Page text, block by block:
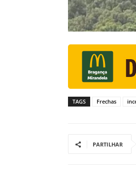
TAGS Frechas
PARTILHAR